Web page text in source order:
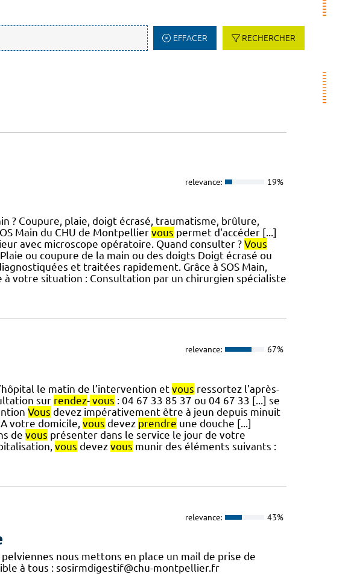
EFFACER RECHERCHER
relevance: 19%
? Coupure, plaie, doigt écrasé, traumatisme, brûlure,
Main du CHU de Montpellier vous permet d'accéder [...]
avec microscope opératoire. Quand consulter ? Vous
ou coupure de la main ou des doigts Doigt écrasé ou
et traitées rapidement. Grâce à SOS Main,
votre situation : Consultation par un chirurgien spécialiste
relevance: 67%
le matin de l’intervention et vous ressortez l'après-
sur rendez- vous : 04 67 33 85 37 ou 04 67 33 [...] se
Vous devez impérativement être à jeun depuis minuit
votre domicile, vous devez prendre une douche [...]
de vous présenter dans le service le jour de votre
vous devez vous munir des éléments suivants :
relevance: 43%
nous mettons en place un mail de prise de
à tous : sosirmdigestif@chu-montpellier.fr